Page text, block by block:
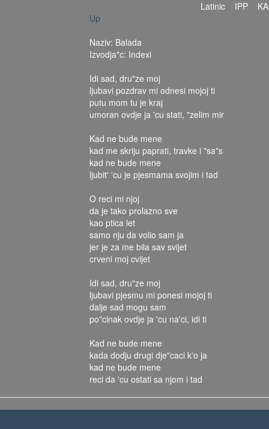
Latinic IPP
Up
Naziv: Balada
Izvodja"c: Indexi
Idi sad, dru"ze moj
ljubavi pozdrav mi odnesi mojoj ti
putu mom tu je kraj
umoran ovdje ja 'cu stati, "zelim mir
Kad ne bude mene
kad me skriju paprati, travke i "sa"s
kad ne bude mene
ljubit' 'cu je pjesmama svojim i tad
O reci mi njoj
da je tako prolazno sve
kao ptica let
samo nju da volio sam ja
jer je za me bila sav svijet
crveni moj cvijet
Idi sad, dru"ze moj
ljubavi pjesmu mi ponesi mojoj ti
dalje sad mogu sam
po"cinak ovdje ja 'cu na'ci, idi ti
Kad ne bude mene
kada dodju drugi dje"caci k'o ja
kad ne bude mene
reci da 'cu ostati sa njom i tad